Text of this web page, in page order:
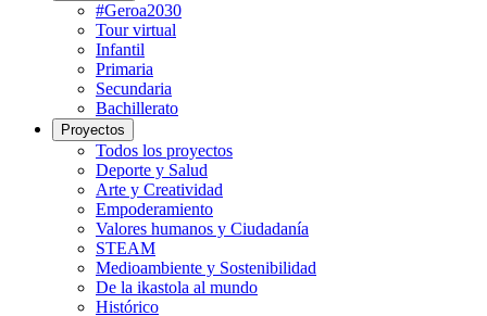
#Geroa2030
Tour virtual
Infantil
Primaria
Secundaria
Bachillerato
Proyectos
Todos los proyectos
Deporte y Salud
Arte y Creatividad
Empoderamiento
Valores humanos y Ciudadanía
STEAM
Medioambiente y Sostenibilidad
De la ikastola al mundo
Histórico